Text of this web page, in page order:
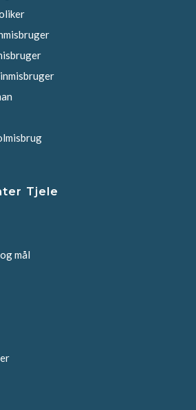
Tjele
mål